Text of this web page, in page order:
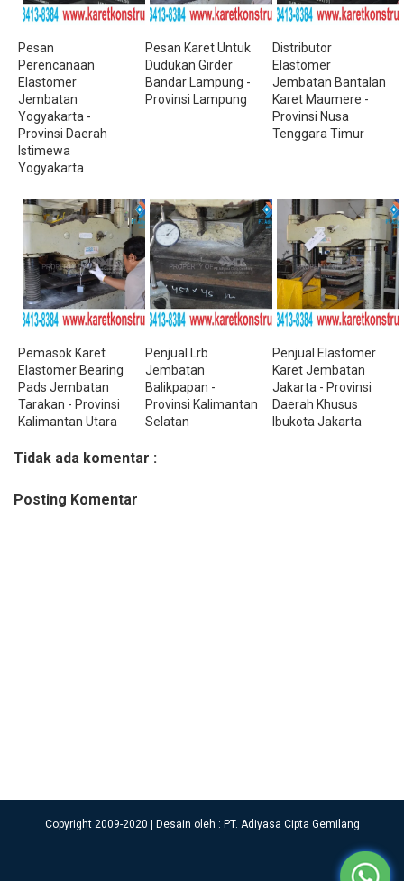
Pesan
Perencanaan
Elastomer
Jembatan
Yogyakarta -
Provinsi Daerah
Istimewa
Yogyakarta
Pesan Karet Untuk
Dudukan Girder
Bandar Lampung -
Provinsi Lampung
Distributor
Elastomer
Jembatan Bantalan
Karet Maumere -
Provinsi Nusa
Tenggara Timur
Pemasok Karet
Elastomer Bearing
Pads Jembatan
Tarakan - Provinsi
Kalimantan Utara
Penjual Lrb
Jembatan
Balikpapan -
Provinsi Kalimantan
Selatan
Penjual Elastomer
Karet Jembatan
Jakarta - Provinsi
Daerah Khusus
Ibukota Jakarta
Tidak ada komentar :
Posting Komentar
Copyright 2009-2020 | Desain oleh : PT. Adiyasa Cipta Gemilang